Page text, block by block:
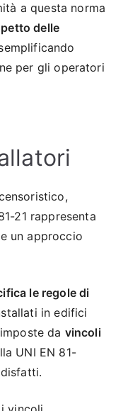
a questa norma
delle
per gli operatori
21 rappresenta
un approccio
le regole di
in edifici
da vincoli
UNI EN 81-